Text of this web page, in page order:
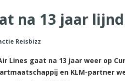
na 13 jaar
Reisbizz
Lines gaat na 13 jaar weer op
en KLM-partner